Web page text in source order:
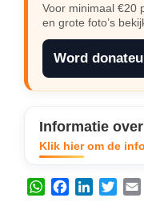
Voor minimaal €20
en grote foto’s
Word
Informatie
Klik hier om de
W